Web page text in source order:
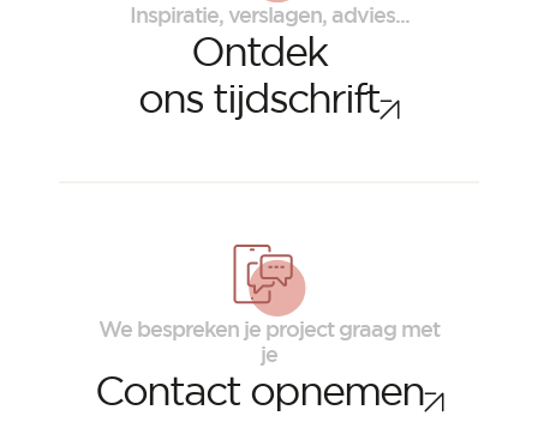
Laat je inspireren door de esthetiek en
Inspiratie, verslagen, advies...
Ontdek
ons tijdschrift
We bespreken je project graag met
je
Contact opnemen